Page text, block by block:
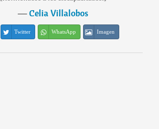
―Celia Villalobos
Twitter WhatsApp Imagen